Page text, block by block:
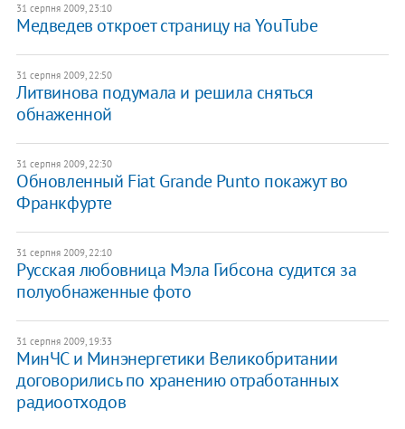
31 серпня 2009, 23:10
Медведев откроет страницу на YouTube
31 серпня 2009, 22:50
Литвинова подумала и решила сняться
обнаженной
31 серпня 2009, 22:30
Обновленный Fiat Grande Punto покажут во
Франкфурте
31 серпня 2009, 22:10
Русская любовница Мэла Гибсона судится за
полуобнаженные фото
31 серпня 2009, 19:33
МинЧС и Минэнергетики Великобритании
договорились по хранению отработанных
радиоотходов